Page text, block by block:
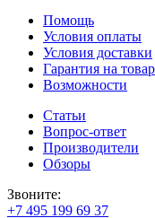
Помощь
Условия оплаты
Условия доставки
Гарантия на товар
Возможности
Статьи
Вопрос-ответ
Производители
Обзоры
Звоните:
+7 495 199 69 37